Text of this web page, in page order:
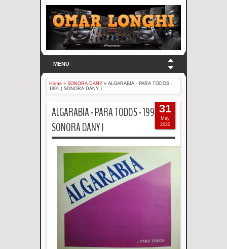
MENU
Home » SONORA DANY » ALGARABIA - PARA TODOS -
1991 ( SONORA DANY )
ALGARABIA - PARA TODOS - 1991 (
SONORA DANY )
31
May
2020